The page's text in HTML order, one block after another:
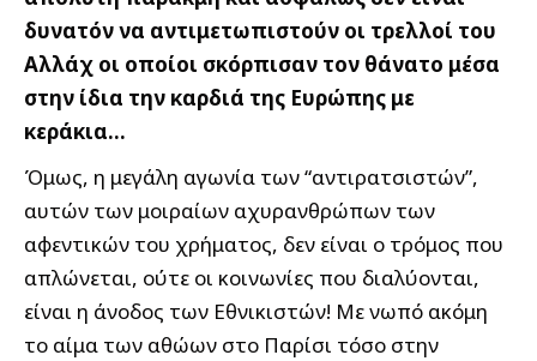
δυνατόν να αντιμετωπιστούν οι τρελλοί του
Αλλάχ οι οποίοι σκόρπισαν τον θάνατο μέσα
στην ίδια την καρδιά της Ευρώπης με
κεράκια…
Όμως, η μεγάλη αγωνία των “αντιρατσιστών”,
αυτών των μοιραίων αχυρανθρώπων των
αφεντικών του χρήματος, δεν είναι ο τρόμος που
απλώνεται, ούτε οι κοινωνίες που διαλύονται,
είναι η άνοδος των Εθνικιστών! Με νωπό ακόμη
το αίμα των αθώων στο Παρίσι τόσο στην